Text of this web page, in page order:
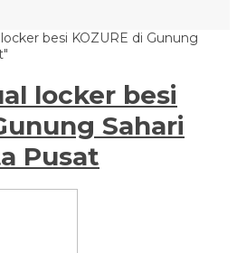
besi KOZURE di Gunung
locker besi
Sahari
Pusat